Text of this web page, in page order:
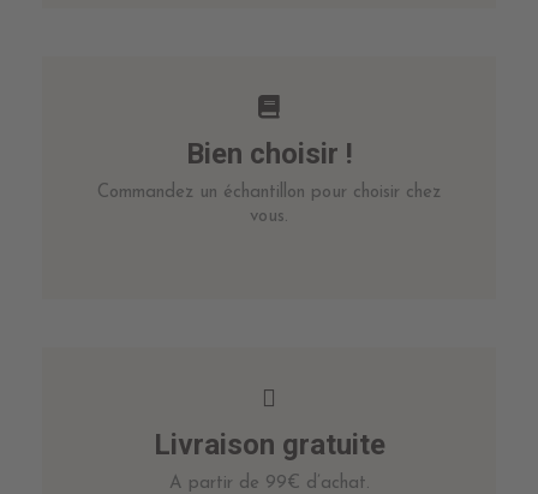
Bien choisir !
Commandez un échantillon pour choisir chez
vous.
Livraison gratuite
A partir de 99€ d’achat.